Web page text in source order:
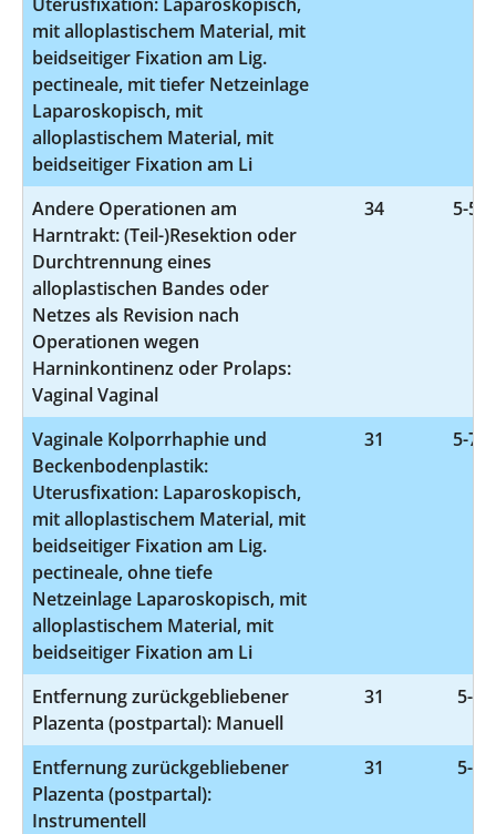
mit alloplastischem Material, mit
beidseitiger Fixation am Lig.
pectineale, mit tiefer Netzeinlage
Laparoskopisch, mit
alloplastischem Material, mit
beidseitiger Fixation am Li
Andere Operationen am
Harntrakt: (Teil-)Resektion oder
Durchtrennung eines
alloplastischen Bandes oder
Netzes als Revision nach
Operationen wegen
Harninkontinenz oder Prolaps:
Vaginal Vaginal
34 5-
Vaginale Kolporrhaphie und
Beckenbodenplastik:
Uterusfixation: Laparoskopisch,
mit alloplastischem Material, mit
beidseitiger Fixation am Lig.
pectineale, ohne tiefe
Netzeinlage Laparoskopisch, mit
alloplastischem Material, mit
beidseitiger Fixation am Li
31 5-
Entfernung zurückgebliebener
Plazenta (postpartal): Manuell
31 5-
Entfernung zurückgebliebener
Plazenta (postpartal):
Instrumentell
31 5-